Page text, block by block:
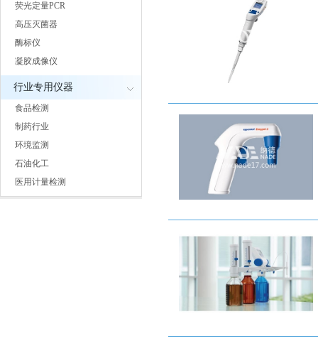
荧光定量PCR
高压灭菌器
酶标仪
凝胶成像仪
行业专用仪器
食品检测
制药行业
环境监测
石油化工
医用计量检测